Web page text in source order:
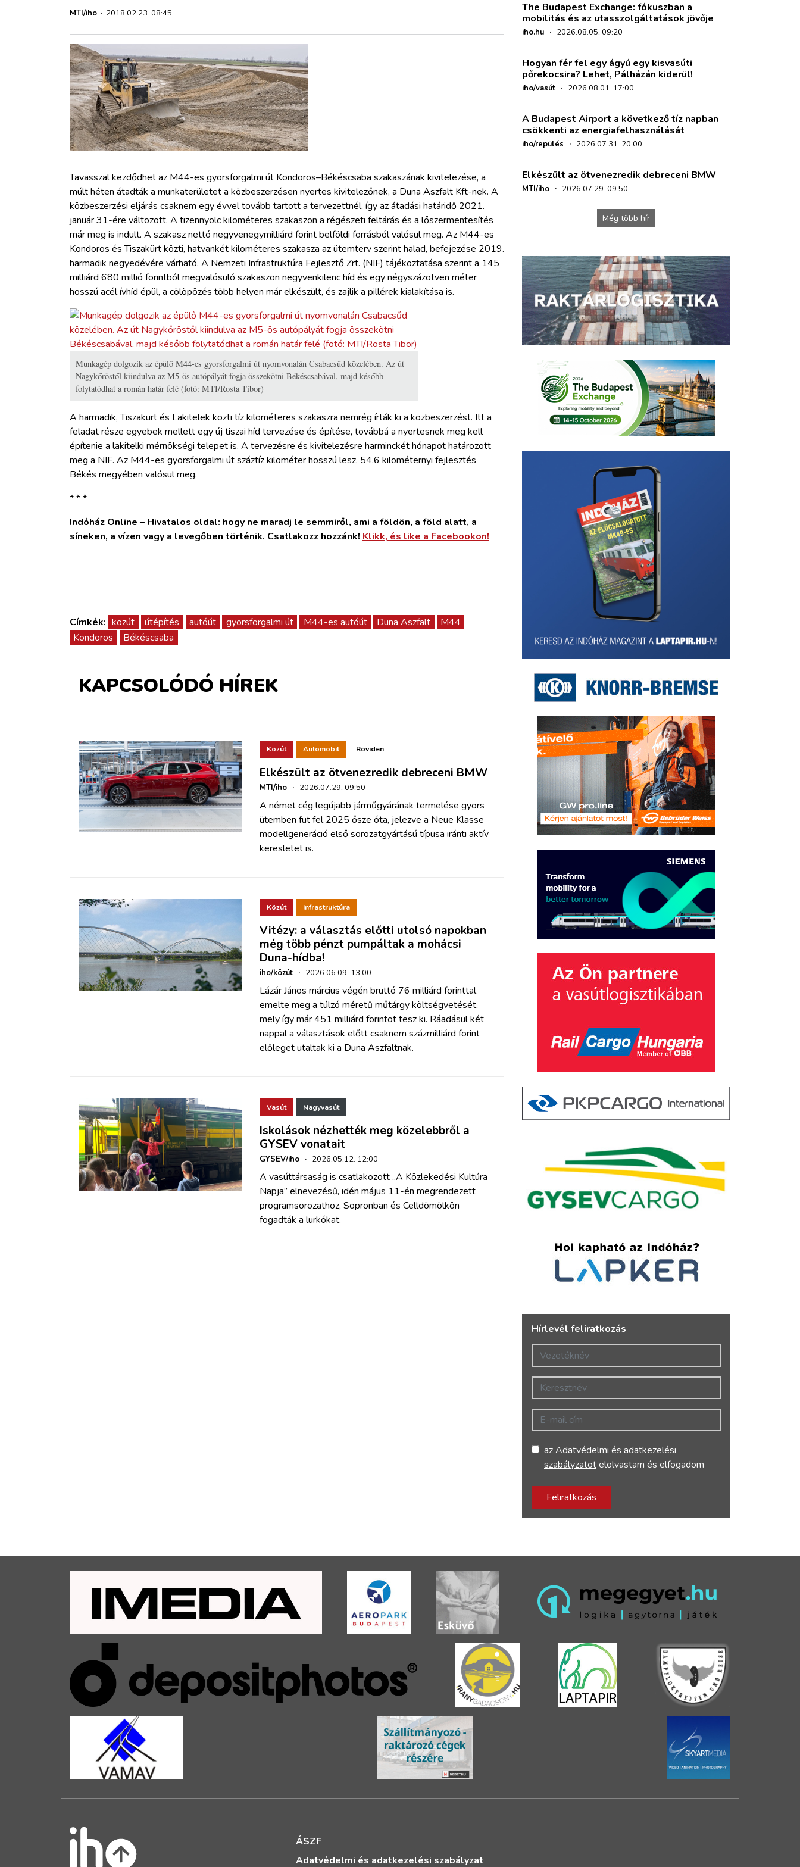
HAJÓZÁS
ARCHÍVUM
WEBSHOP
BELÉPÉS
REGISZTRÁCIÓ
MTI/iho · 2018.02.23. 08:45
Tavasszal kezdődhet az M44-es gyorsforgalmi út Kondoros–Békéscsaba szakaszának kivitelezése, a
múlt héten átadták a munkaterületet a közbeszerzésen nyertes kivitelezőnek, a Duna Aszfalt Kft-nek. A
közbeszerzési eljárás csaknem egy évvel tovább tartott a tervezettnél, így az átadási határidő 2021.
január 31-ére változott. A tizennyolc kilométeres szakaszon a régészeti feltárás és a lőszermentesítés
már meg is indult. A szakasz nettó negyvenegymilliárd forint belföldi forrásból valósul meg. Az M44-es
Kondoros és Tiszakürt közti, hatvankét kilométeres szakasza az ütemterv szerint halad, befejezése 2019.
harmadik negyedévére várható. A Nemzeti Infrastruktúra Fejlesztő Zrt. (NIF) tájékoztatása szerint a 145
milliárd 680 millió forintból megvalósuló szakaszon negyvenkilenc híd és egy négyszázötven méter
hosszú acél ívhíd épül, a cölöpözés több helyen már elkészült, és zajlik a pillérek kialakítása is.
Munkagép dolgozik az épülő M44-es gyorsforgalmi út nyomvonalán Csabacsűd közelében. Az út
Nagykőröstől kiindulva az M5-ös autópályát fogja összekötni Békéscsabával, majd később
folytatódhat a román határ felé (fotó: MTI/Rosta Tibor)
A harmadik, Tiszakürt és Lakitelek közti tíz kilométeres szakaszra nemrég írták ki a közbeszerzést. Itt a
feladat része egyebek mellett egy új tiszai híd tervezése és építése, továbbá a nyertesnek meg kell
építenie a lakitelki mérnökségi telepet is. A tervezésre és kivitelezésre harminckét hónapot határozott
meg a NIF. Az M44-es gyorsforgalmi út száztíz kilométer hosszú lesz, 54,6 kilométernyi fejlesztés
Békés megyében valósul meg.
* * *
Indóház Online – Hivatalos oldal: hogy ne maradj le semmiről, ami a földön, a föld alatt, a
síneken, a vízen vagy a levegőben történik. Csatlakozz hozzánk! Klikk, és like a Facebookon!
Címkék: közút útépítés autóút gyorsforgalmi út M44-es autóút Duna Aszfalt
M44
Kondoros
Békéscsaba
KAPCSOLÓDÓ HÍREK
Közút Automobil Röviden
Elkészült az ötvenezredik debreceni BMW
MTI/iho · 2026.07.29. 09:50
A német cég legújabb járműgyárának termelése gyors
ütemben fut fel 2025 ősze óta, jelezve a Neue Klasse
modellgeneráció első sorozatgyártású típusa iránti aktív
keresletet is.
Közút Infrastruktúra
Vitézy: a választás előtti utolsó napokban
még több pénzt pumpáltak a mohácsi
Duna-hídba!
iho/közút · 2026.06.09. 13:00
Lázár János március végén bruttó 76 milliárd forinttal
emelte meg a túlzó méretű műtárgy költségvetését,
mely így már 451 milliárd forintot tesz ki. Ráadásul két
nappal a választások előtt csaknem százmilliárd forint
előleget utaltak ki a Duna Aszfaltnak.
Vasút Nagyvasút
Iskolások nézhették meg közelebbről a
GYSEV vonatait
GYSEV/iho · 2026.05.12. 12:00
A vasúttársaság is csatlakozott „A Közlekedési Kultúra
Napja” elnevezésű, idén május 11-én megrendezett
programsorozathoz, Sopronban és Celldömölkön
fogadták a lurkókat.
The Budapest Exchange: fókuszban a
mobilitás és az utasszolgáltatások jövője
iho.hu · 2026.08.05. 09:20
Hogyan fér fel egy ágyú egy kisvasúti
pőrekocsira? Lehet, Pálházán kiderül!
iho/vasút · 2026.08.01. 17:00
A Budapest Airport a következő tíz napban
csökkenti az energiafelhasználását
iho/repülés · 2026.07.31. 20:00
Elkészült az ötvenezredik debreceni BMW
MTI/iho · 2026.07.29. 09:50
Még több hír
Hírlevél feliratkozás
Vezetéknév
Keresztnév
E-mail cím
azAdatvédelmi és adatkezelési
szabályzatotelolvastam és elfogadom
Feliratkozás
ÁSZF
Adatvédelmi és adatkezelési szabályzat